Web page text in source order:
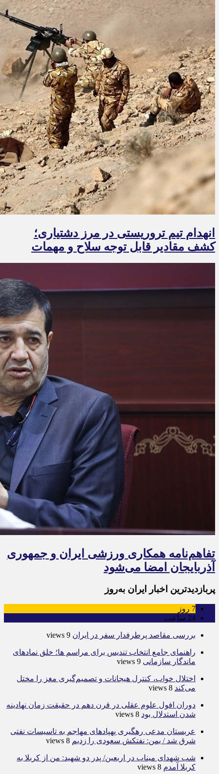
انهدام تیم تروریستی در مرز دشتیاری؛
کشف مقادیر قابل توجه سلاح و مهمات
تفاهم‌نامه همکاری ورزشی ایران و جمهوری
آذربایجان امضا می‌شود
پربازدیدترین اخبار ایران به‌روز
7 روز
24 ساعت
بررسی مقاصد پرطرفدار سفر در ایران 9 views
راهنمای جامع انتخاب تندیس برای مراسم ها؛ خلق نمادهای
ماندگار سازمانی 9 views
اختلال خواب، کنترل هیجانات و تصمیم‌گیری مغز را مختل
می‌کند 8 views
دوران افول علوم عقلی در قرن دهم در حقیقت زمان نهادینه
شدن استدلال بود 8 views
عربستان مدعی رهگیری پهپادهای مهاجم به تاسیسات نفتی
شرق شد / یمن: نفتکش سعودی را زدیم 8 views
شب شهدای میناب در اربعین/ پدر دو شهید: من از کربلا به
کربلا آمدم 8 views